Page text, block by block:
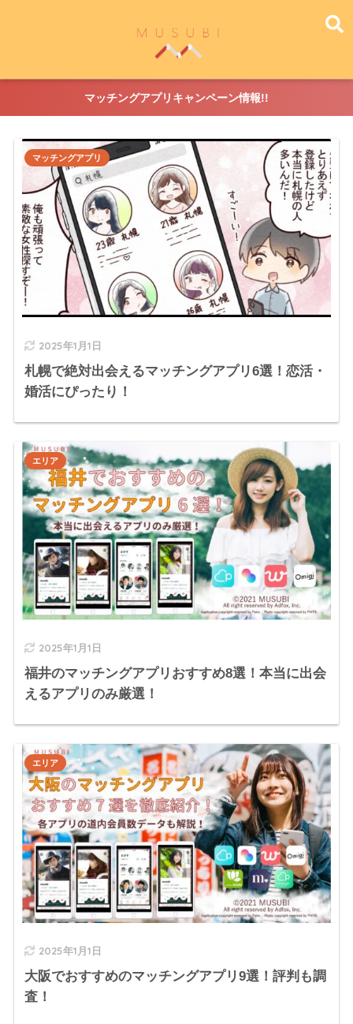
マッチングアプリキャンペーン情報!!
2025年1月1日
札幌で絶対出会えるマッチングアプリ6選！恋活・
婚活にぴったり！
マッチングアプリ
2025年1月1日
福井のマッチングアプリおすすめ8選！本当に出会
えるアプリのみ厳選！
エリア
2025年1月1日
大阪でおすすめのマッチングアプリ9選！評判も調
査！
エリア